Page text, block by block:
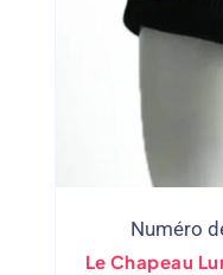
Numéro
Le Chapeau